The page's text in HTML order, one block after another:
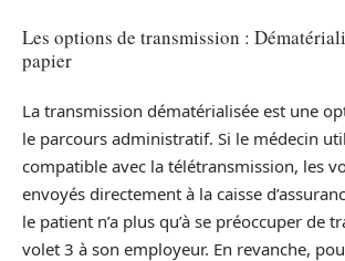
Les options de transmission :
papier
La transmission dématérialisée est une
le parcours administratif. Si le médecin
compatible avec la télétransmission, les
envoyés directement à la caisse
le patient n’a plus qu’à se préoccuper de
volet 3 à son employeur. En revanche,